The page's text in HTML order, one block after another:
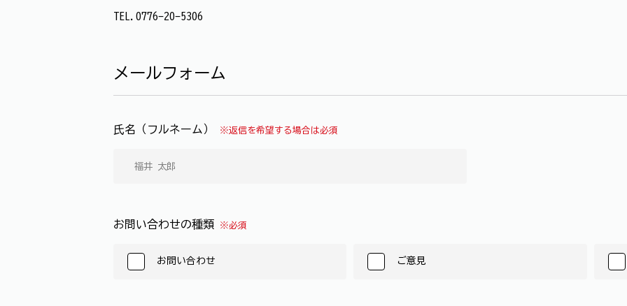
TEL.0776-20-5306
メールフォーム
氏名（フルネーム） ※返信を希望する場合は必須
お問い合わせの種類 ※必須
お問い合わせ ご意見